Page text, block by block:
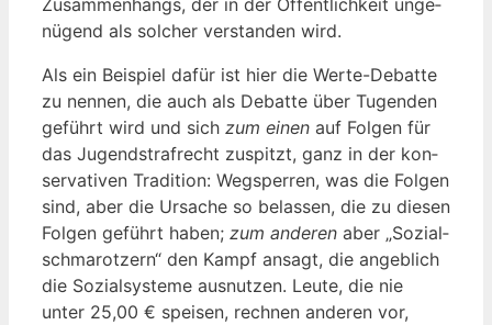
Zusam­men­hangs, der in der Öffent­lich­keit unge­
nü­gend als sol­cher ver­stan­den wird.
Als ein Bei­spiel dafür ist hier die Wer­te-Debat­te
zu nen­nen, die auch als Debat­te über Tugen­den
geführt wird und sich zum einen auf Fol­gen für
das Jugend­straf­recht zuspitzt, ganz in der kon­
ser­va­ti­ven Tra­di­ti­on: Weg­sper­ren, was die Fol­gen
sind, aber die Ursa­che so belas­sen, die zu die­sen
Fol­gen geführt haben; zum ande­ren aber „Sozi­al­
schma­rot­zern“ den Kampf ansagt, die angeb­lich
die Sozi­al­sys­te­me aus­nut­zen. Leu­te, die nie
unter 25,00 € spei­sen, rech­nen ande­ren vor,